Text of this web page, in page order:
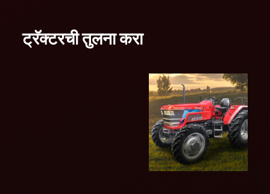
ट्रॅक्टरची तुलना करा